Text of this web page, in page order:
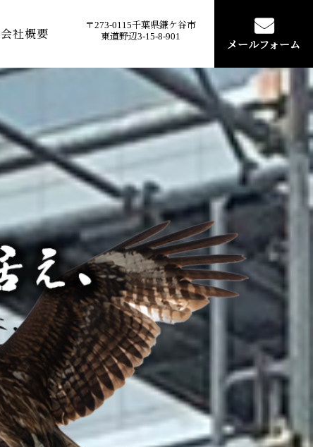
会社概要
〒273-0115千葉県鎌ケ谷市
東道野辺3-15-8-901
メールフォーム